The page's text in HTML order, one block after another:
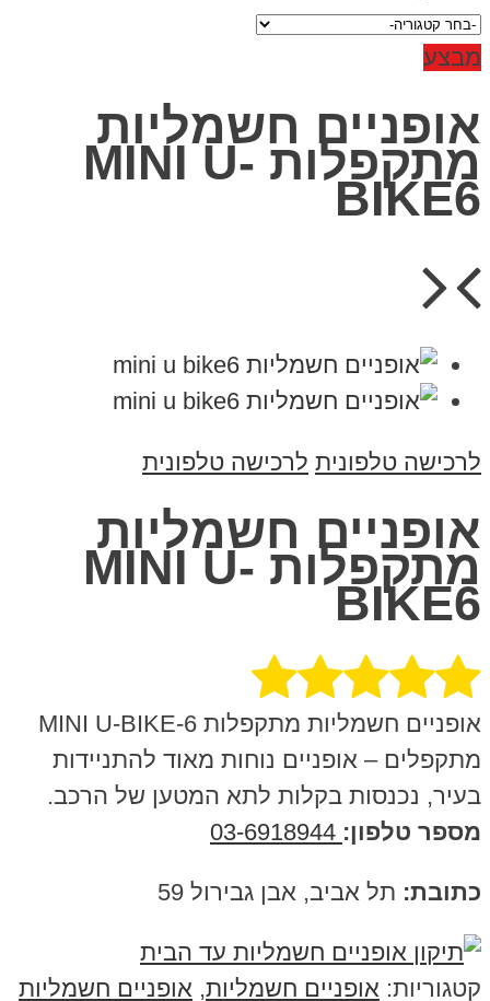
מבצע
אופניים חשמליות
מתקפלות MINI U-
BIKE6
לרכישה טלפונית לרכישה טלפונית
אופניים חשמליות
מתקפלות MINI U-
BIKE6
אופניים חשמליות מתקפלות MINI U-BIKE-6
מתקפלים – אופניים נוחות מאוד להתניידות
בעיר, נכנסות בקלות לתא המטען של הרכב.
מספר טלפון:
כתובת: תל אביב, אבן גבירול 59
קטגוריות: אופניים חשמליות, אופניים חשמליות